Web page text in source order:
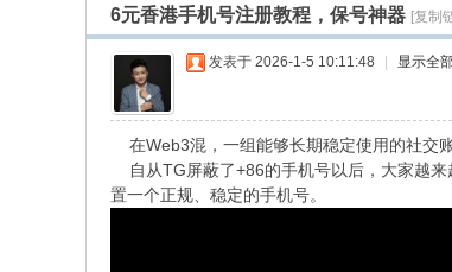
6元香港手机号注册教程，保号神器 [复制
发表于 2026-1-5 10:11:48 显示全
在Web3混，一组能够长期稳定使用的社交
自从TG屏蔽了+86的手机号以后，大家越来
置一个正规、稳定的手机号。